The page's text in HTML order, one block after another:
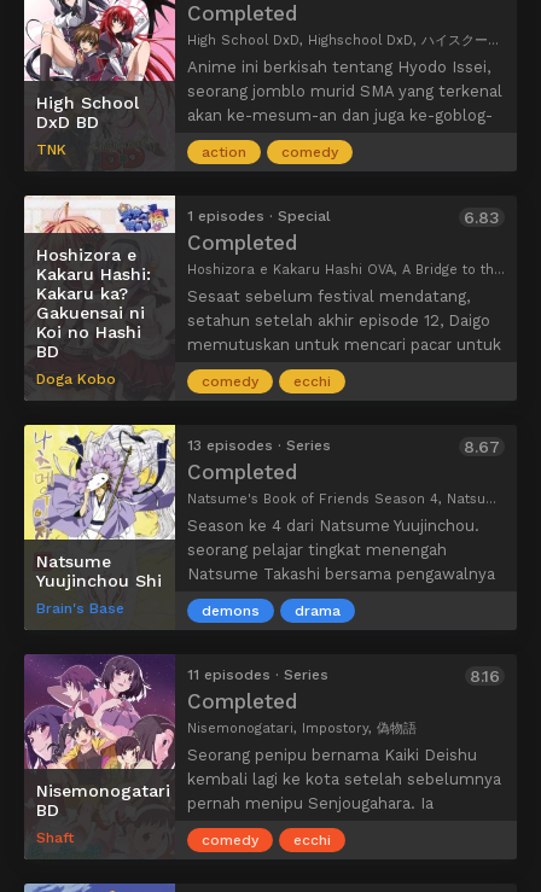
High School
DxD BD
TNK
Completed
High School DxD, Highschool DxD, ハイスクールD×D
Anime ini berkisah tentang Hyodo Issei,
seorang jomblo murid SMA yang terkenal
akan ke-mesum-an dan juga ke-goblog-
annya. Suatu hari, dia dibunuh oleh pacar
pertamanya di kencan pertamanya.
merupakan seorang perempuan paling
populer di sekolahnya, menghidupkan
Issei kembali. Akan tetapi, Issei tidak
sebagai iblis dan menjadi bawahannya
action comedy
Hoshizora e
Kakaru Hashi:
Kakaru ka?
Gakuensai ni
Koi no Hashi
BD
Doga Kobo
1 episodes · Special
Completed
Hoshizora e Kakaru Hashi OVA, A Bridge to the Starry Skies OVA, 星空へ架かる橋 架かるか？学園祭に恋の橋
6.83
Sesaat sebelum festival mendatang,
setahun setelah akhir episode 12, Daigo
memutuskan untuk mencari pacar untuk
berdansa di festival. Akankah dia mampu
melakukannya?
comedy ecchi
Natsume
Yuujinchou Shi
Brain's Base
13 episodes · Series
Completed
Natsume's Book of Friends Season 4, Natsume Yuujinchou Four, Natsume Yuujinchou 4, Natsume Yujincho 4, 夏目友人帳 肆
8.67
Season ke 4 dari Natsume Yuujinchou.
seorang pelajar tingkat menengah
Natsume Takashi bersama pengawalnya
kucing keberuntungan gemuk yaitu
Madara, masih melewati hari-hari yang
persahabatan masih tertulis banyak
nama nama youkai …
perjalanan selama natsume
tersebut semakin kesini semakin
demons drama
Nisemonogatari
BD
Shaft
11 episodes · Series
Completed
Nisemonogatari, Impostory, 偽物語
8.16
Seorang penipu bernama Kaiki Deishu
kembali lagi ke kota setelah sebelumnya
pernah menipu Senjougahara. Ia
menyebar mantra kutukan di SMP
tempat adik Araragi sekolah. Fire Sister
comedy ecchi